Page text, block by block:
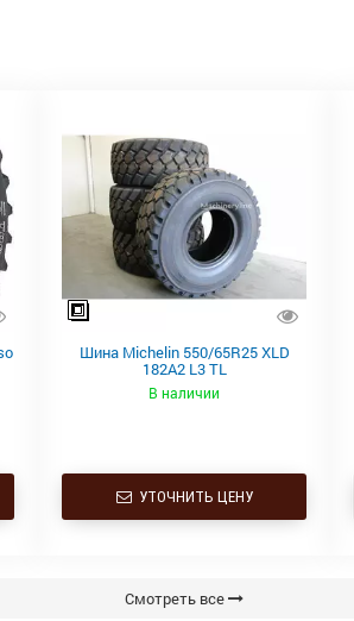
Шина Michelin 550/65R25 XLD
182A2 L3 TL
В наличии
УТОЧНИТЬ ЦЕНУ
Смотреть все